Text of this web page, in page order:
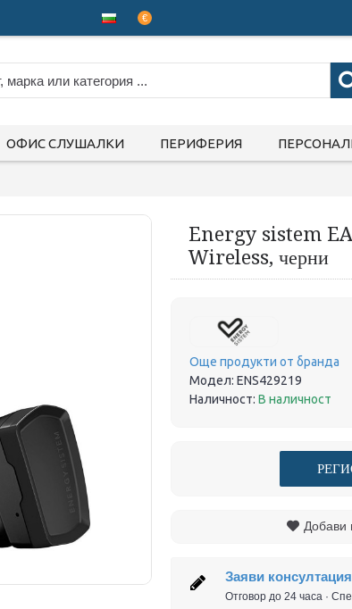
€
ОФИС СЛУШАЛКИ ПЕРИФЕРИЯ
Energy sistem
Wireless, черни
Още продукти от бранда
Модел: ENS429219
Наличност: В наличност
Добави
Заяви
Отговор до 24 часа ·